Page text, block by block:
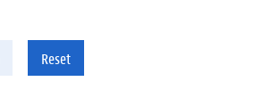
Reset